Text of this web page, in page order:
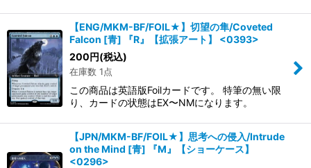
【ENG/MKM-BF/FOIL★】切望の隼/Coveted
Falcon [青] 『R』【拡張アート】 <0393>
200円(税込)
在庫数 1点
この商品は英語版Foilカードです。 特筆の無い限
り、カードの状態はEX〜NMになります。
【JPN/MKM-BF/FOIL★】思考への侵入/Intrude
on the Mind [青] 『M』【ショーケース】
<0296>